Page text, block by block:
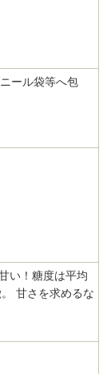
ール袋等へ包
い！糖度は平均
甘さを求めるな